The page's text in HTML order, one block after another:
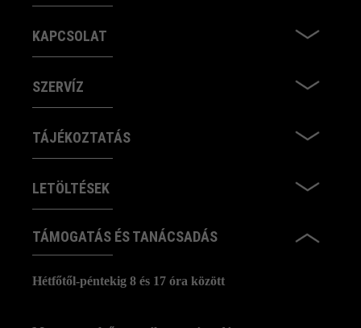
KAPCSOLAT
SZERVÍZ
TÁJÉKOZTATÁS
LETÖLTÉSEK
TÁMOGATÁS ÉS TANÁCSADÁS
Hétfőtől-péntekig 8 és 17 óra között